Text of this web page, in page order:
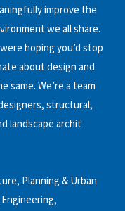
improve the
we all share.
hoping you’d stop
about design and
We’re a team
structural,
landscape archit
Planning & Urban